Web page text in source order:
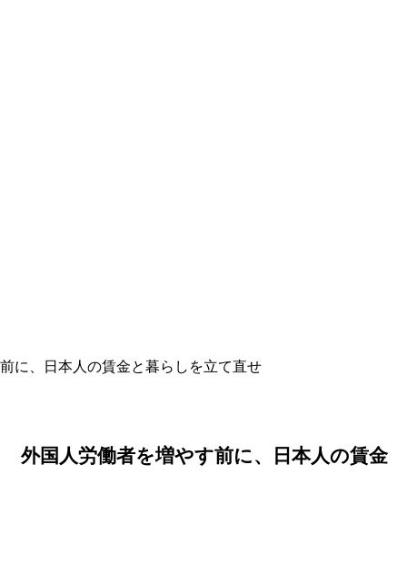
人の賃金と暮らしを立て直せ
者を増やす前に、日本人の賃金